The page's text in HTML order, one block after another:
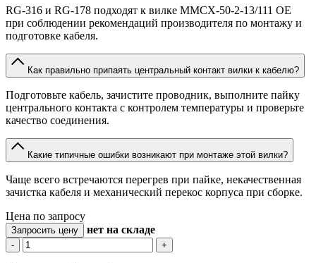
RG-316 и RG-178 подходят к вилке MMCX-50-2-13/111 OE
при соблюдении рекомендаций производителя по монтажу и
подготовке кабеля.
Как правильно припаять центральный контакт вилки к кабелю?
Подготовьте кабель, зачистите проводник, выполните пайку
центрального контакта с контролем температуры и проверьте
качество соединения.
Какие типичные ошибки возникают при монтаже этой вилки?
Чаще всего встречаются перегрев при пайке, некачественная
зачистка кабеля и механический перекос корпуса при сборке.
Цена по запросу
Запросить цену нет на складе
- +